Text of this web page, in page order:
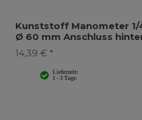
Kunststoff Manometer 1/
Ø 60 mm Anschluss
14,39 € *